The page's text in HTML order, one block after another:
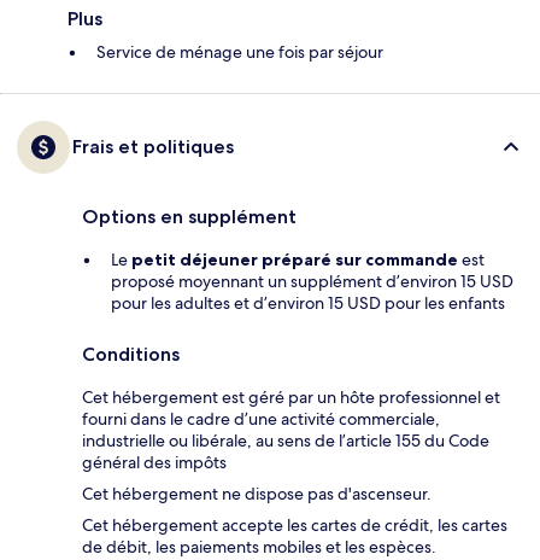
Plus
Service de ménage une fois par séjour
Frais et politiques
Options en supplément
Le petit déjeuner préparé sur commande est
proposé moyennant un supplément d’environ 15 USD
pour les adultes et d’environ 15 USD pour les enfants
Conditions
Cet hébergement est géré par un hôte professionnel et
fourni dans le cadre d’une activité commerciale,
industrielle ou libérale, au sens de l’article 155 du Code
général des impôts
Cet hébergement ne dispose pas d'ascenseur.
Cet hébergement accepte les cartes de crédit, les cartes
de débit, les paiements mobiles et les espèces.